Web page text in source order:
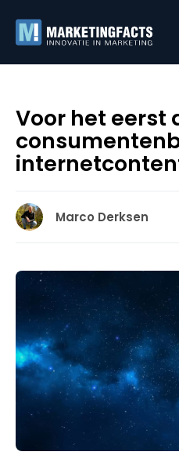
Voor het eerst
Marco Derksen